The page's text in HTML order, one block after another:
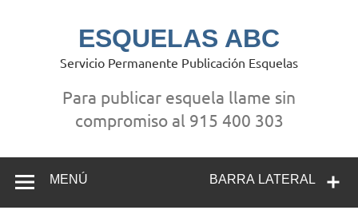
ESQUELAS ABC
Servicio Permanente Publicación Esquelas
Para publicar esquela llame sin
compromiso al 915 400 303
BARRA LATERAL
MENÚ